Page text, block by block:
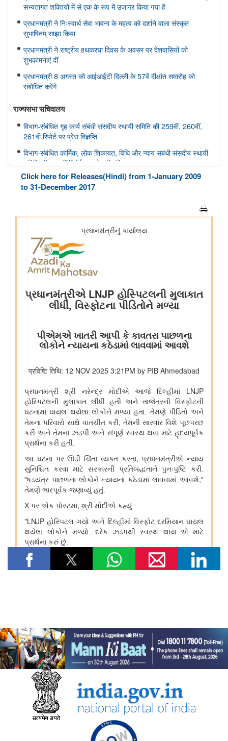
सभ्यतागत शक्तियों में से एक के रूप में उजागर किया गया है
प्रधानमंत्री ने निःस्वार्थ सेवा भावना के महत्व को दर्शाने वाला संस्कृत
सुभाषितम् साझा किया
प्रधानमंत्री ने राष्ट्रीय हथकरघा दिवस के अवसर पर देशवासियों को
शुभकामनाएं दीं
प्रधानमंत्री 8 अगस्त को आईआईटी दिल्ली के 57वें दीक्षांत समारोह को
संबोधित करेंगे
राज्यसभा सचिवालय
विभाग-संबंधित गृह कार्य संबंधी संसदीय स्थायी समिति की 259वीं, 260वीं,
261वीं रिपोर्ट पर प्रेस विज्ञप्ति
विभाग-संबंधित कार्मिक, लोक शिकायत, विधि और न्याय संबंधी संसदीय स्थायी
समिति की 166वीं रिपोर्ट पर प्रेस विज्ञप्ति
विभाग-संबंधित कार्मिक, लोक शिकायत, विधि और न्याय संबंधी संसदीय स्थायी
समिति की 165वीं रिपोर्ट पर प्रेस विज्ञप्ति
विभाग-संबंधित विज्ञान तथा प्रौद्योगिकी, पर्यावरण, वन और जलवायु परिवर्तन
संबंधी संसदीय स्थायी समिति की 412वीं रिपोर्ट पर प्रेस विज्ञप्ति
विभाग-संबंधित विज्ञान तथा प्रौद्योगिकी, पर्यावरण, वन और जलवायु परिवर्तन
संबंधी संसदीय स्थायी समिति की 413-415वीं रिपोर्ट पर प्रेस विज्ञप्ति
स्वास्थ्य और परिवार कल्याण संबंधी संसदीय स्थायी समिति की 175वीं, 176
वीं, 177 वीं रिपोर्ट पर प्रेस विज्ञप्ति
प्रेस विज्ञप्ति
राज्यसभा के सभापति द्वारा ऐतिहासिक भारत छोड़ो आंदोलन की 84वीं वर्षगांठ
सीसीआरएएस और बीआईएस के बीच एमओयू
लद्दाख में ऊंचाई पर औषधीय पौधे
आयुर्वेद पर्यटन के लिए केरल एक वैश्विक केंद्र के रूप में
आयुष औषधियों का मानकीकरण
महिलाओं के लिए आयुष स्वास्थ्य सेवाओं की प्रगति
जनजातीय क्षेत्रों में आयुष स्वास्थ्य सेवाएं
सोवा-रिग्पा को वैश्विक स्तर पर मान्यता प्राप्त साक्ष्य-आधारित स्वास्थ्य सेवा
प्रणाली के रूप में उभरना चाहिए: केंद्रीय मंत्री श्री प्रतापराव जाधव
कृषि एवं किसान कल्‍याण मंत्रालय
विषय: मानव-जनित भूमि क्षरण के कारण कृषि उपज में हानि
विषय- एग्रीस्टैक और डिजिटल कृषि मिशन का कार्यान्वयन
विषय- किसान उत्पादक संगठनों (एफपीओ) का गठन
विषय: राष्ट्रीय खाद्य तेल मिशन तिलहन (एनएमईओ-तिलहन) का क्रियान्वयन
कोयला मंत्रालय
एसईसीएल ने खदानों को वैज्ञानिक रूप से बंद करने और परित्‍यक्‍त खदानों को
स्थायी सामुदायिक परिसंपत्तियों में बदलने में भारत का नेतृत्व किया
वाणिज्‍य एवं उद्योग मंत्रालय
भारत की ब्रिक्‍स अध्यक्षता 2026 के तहत जयपुर में 16वीं ब्रिक्‍स व्यापार
मंत्रियों की बैठक सफलतापूर्वक संपन्न
डीजीएफटी, 'सोर्स फ्रॉम इंडिया' फीचर के माध्यम से डीपीआईआईटी-मान्यता
प्राप्त स्टार्टअप्स को वैश्विक व्यापार पारिस्थितिकी तंत्र से जोड़ता है
Click here for Releases(Hindi) from 1-January 2009
to 31-December 2017